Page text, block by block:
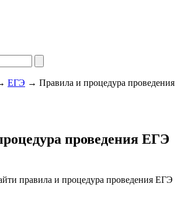
ЕГЭ → Правила и процедура проведения
проведения ЕГЭ
правила и процедура проведения ЕГЭ